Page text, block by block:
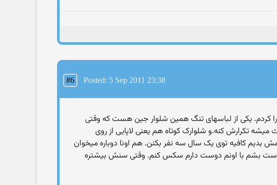
#6 Posted: 5 Sep 2011 23:38
کردم. یکی از لباسهای تنگ همین شلوار جین هست که وقتی
تکرارش کنه.و شلوارک کوتاه هم یعنی لاپایی از روی
بدیم کافیه توی یک سال سه نفر بکنن. هم اونا دوباره میخوان
بشم با اونم دوست دارم سکس کنم. وقتی سنش بیشتره